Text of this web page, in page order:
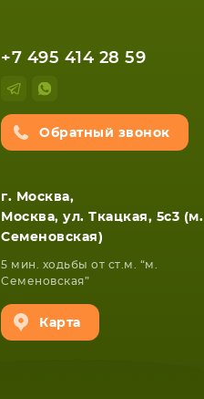
+7 495 414 28 59
Обратный звонок
г. Москва,
Москва, ул. Ткацкая, 5с3 (м.
Семеновская)
5 мин. ходьбы от ст.м. “м.
Семеновская”
Карта